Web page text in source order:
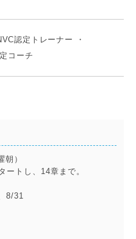
認定トレーナー ・
コーチ
）
ートし、14章まで。
8/31